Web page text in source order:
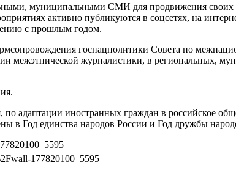
муниципальными СМИ для продвижения своих
активно публикуются в соцсетях, на
с прошлым годом.
госнацполитики Совета по
межэтнической журналистики, в региональных,
адаптации иностранных граждан в российское
в Год единства народов России и Год дружбы
177820100_5595